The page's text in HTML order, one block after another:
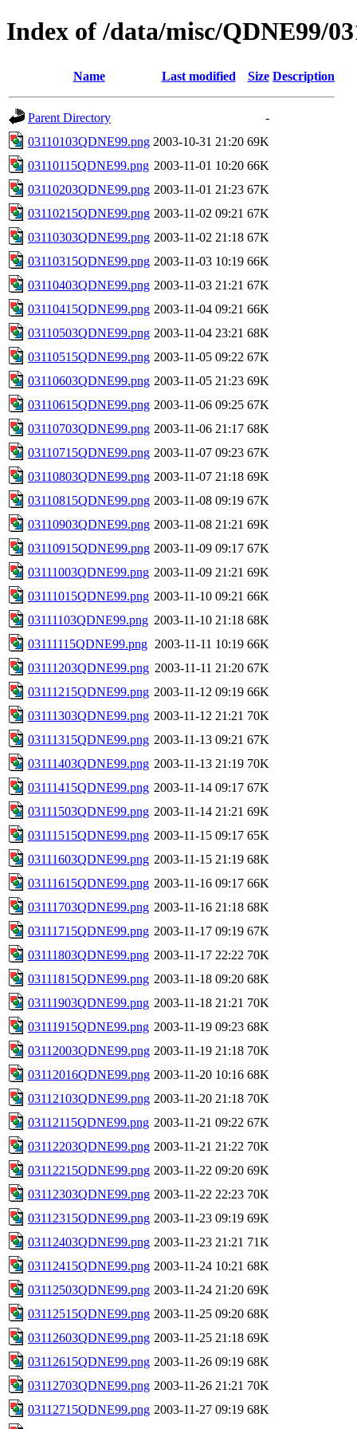
Index of /data/misc/QDNE99/
Name Last modified Size Description
Parent Directory
-
03110103QDNE99.png 2003-10-31 21:20 69K
03110115QDNE99.png 2003-11-01 10:20 66K
03110203QDNE99.png 2003-11-01 21:23 67K
03110215QDNE99.png 2003-11-02 09:21 67K
03110303QDNE99.png 2003-11-02 21:18 67K
03110315QDNE99.png 2003-11-03 10:19 66K
03110403QDNE99.png 2003-11-03 21:21 67K
03110415QDNE99.png 2003-11-04 09:21 66K
03110503QDNE99.png 2003-11-04 23:21 68K
03110515QDNE99.png 2003-11-05 09:22 67K
03110603QDNE99.png 2003-11-05 21:23 69K
03110615QDNE99.png 2003-11-06 09:25 67K
03110703QDNE99.png 2003-11-06 21:17 68K
03110715QDNE99.png 2003-11-07 09:23 67K
03110803QDNE99.png 2003-11-07 21:18 69K
03110815QDNE99.png 2003-11-08 09:19 67K
03110903QDNE99.png 2003-11-08 21:21 69K
03110915QDNE99.png 2003-11-09 09:17 67K
03111003QDNE99.png 2003-11-09 21:21 69K
03111015QDNE99.png 2003-11-10 09:21 66K
03111103QDNE99.png 2003-11-10 21:18 68K
03111115QDNE99.png 2003-11-11 10:19 66K
03111203QDNE99.png 2003-11-11 21:20 67K
03111215QDNE99.png 2003-11-12 09:19 66K
03111303QDNE99.png 2003-11-12 21:21 70K
03111315QDNE99.png 2003-11-13 09:21 67K
03111403QDNE99.png 2003-11-13 21:19 70K
03111415QDNE99.png 2003-11-14 09:17 67K
03111503QDNE99.png 2003-11-14 21:21 69K
03111515QDNE99.png 2003-11-15 09:17 65K
03111603QDNE99.png 2003-11-15 21:19 68K
03111615QDNE99.png 2003-11-16 09:17 66K
03111703QDNE99.png 2003-11-16 21:18 68K
03111715QDNE99.png 2003-11-17 09:19 67K
03111803QDNE99.png 2003-11-17 22:22 70K
03111815QDNE99.png 2003-11-18 09:20 68K
03111903QDNE99.png 2003-11-18 21:21 70K
03111915QDNE99.png 2003-11-19 09:23 68K
03112003QDNE99.png 2003-11-19 21:18 70K
03112016QDNE99.png 2003-11-20 10:16 68K
03112103QDNE99.png 2003-11-20 21:18 70K
03112115QDNE99.png 2003-11-21 09:22 67K
03112203QDNE99.png 2003-11-21 21:22 70K
03112215QDNE99.png 2003-11-22 09:20 69K
03112303QDNE99.png 2003-11-22 22:23 70K
03112315QDNE99.png 2003-11-23 09:19 69K
03112403QDNE99.png 2003-11-23 21:21 71K
03112415QDNE99.png 2003-11-24 10:21 68K
03112503QDNE99.png 2003-11-24 21:20 69K
03112515QDNE99.png 2003-11-25 09:20 68K
03112603QDNE99.png 2003-11-25 21:18 69K
03112615QDNE99.png 2003-11-26 09:19 68K
03112703QDNE99.png 2003-11-26 21:21 70K
03112715QDNE99.png 2003-11-27 09:19 68K